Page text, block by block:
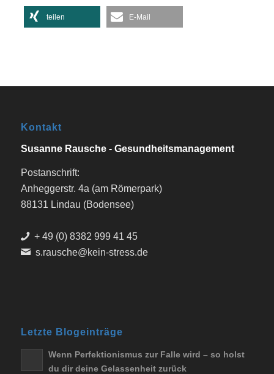
teilen E-Mail
Kontakt
Susanne Rausche - Gesundheitsmanagement
Postanschrift:
Anheggerstr. 4a (am Römerpark)
88131 Lindau (Bodensee)
+ 49 (0) 8382 999 41 45
s.rausche@kein-stress.de
Letzte Blogeinträge
Wenn Perfektionismus zur Falle wird – so holst
du dir deine Gelassenheit zurück